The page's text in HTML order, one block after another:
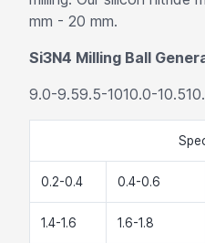
mm - 20 mm.
Si3N4 Milling Ball
9.0-9.59.5-1010.0-
0.2-0.4 0.4-0.6
1.4-1.6 1.6-1.8